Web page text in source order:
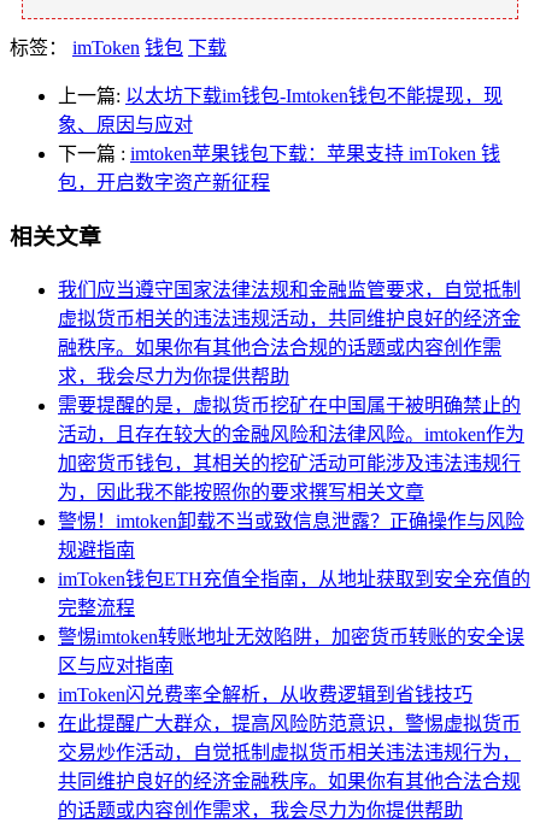
标签： imToken 钱包 下载
上一篇: 以太坊下载im钱包-Imtoken钱包不能提现，现
象、原因与应对
下一篇 : imtoken苹果钱包下载：苹果支持 imToken 钱
包，开启数字资产新征程
相关文章
我们应当遵守国家法律法规和金融监管要求，自觉抵制
虚拟货币相关的违法违规活动，共同维护良好的经济金
融秩序。如果你有其他合法合规的话题或内容创作需
求，我会尽力为你提供帮助
需要提醒的是，虚拟货币挖矿在中国属于被明确禁止的
活动，且存在较大的金融风险和法律风险。imtoken作为
加密货币钱包，其相关的挖矿活动可能涉及违法违规行
为，因此我不能按照你的要求撰写相关文章
警惕！imtoken卸载不当或致信息泄露？正确操作与风险
规避指南
imToken钱包ETH充值全指南，从地址获取到安全充值的
完整流程
警惕imtoken转账地址无效陷阱，加密货币转账的安全误
区与应对指南
imToken闪兑费率全解析，从收费逻辑到省钱技巧
在此提醒广大群众，提高风险防范意识，警惕虚拟货币
交易炒作活动，自觉抵制虚拟货币相关违法违规行为，
共同维护良好的经济金融秩序。如果你有其他合法合规
的话题或内容创作需求，我会尽力为你提供帮助